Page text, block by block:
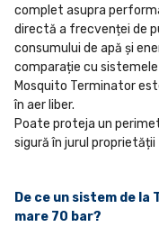
complet asupra
directă a frecvenței de
consumului de apă și
comparație cu
Mosquito Terminator
în aer liber.
Poate proteja un
sigură în jurul proprietății
De ce un sistem de la
mare 70 bar?